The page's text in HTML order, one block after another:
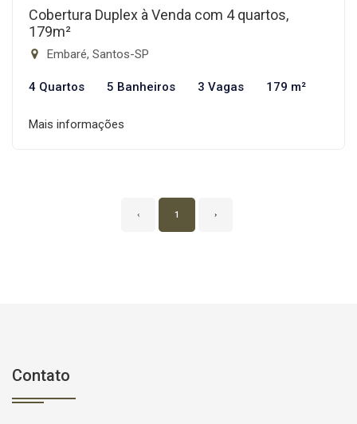
Cobertura Duplex à Venda com 4 quartos,
179m²
Embaré, Santos-SP
4 Quartos 5 Banheiros 3 Vagas 179 m²
Mais informações
‹ 1 ›
Contato